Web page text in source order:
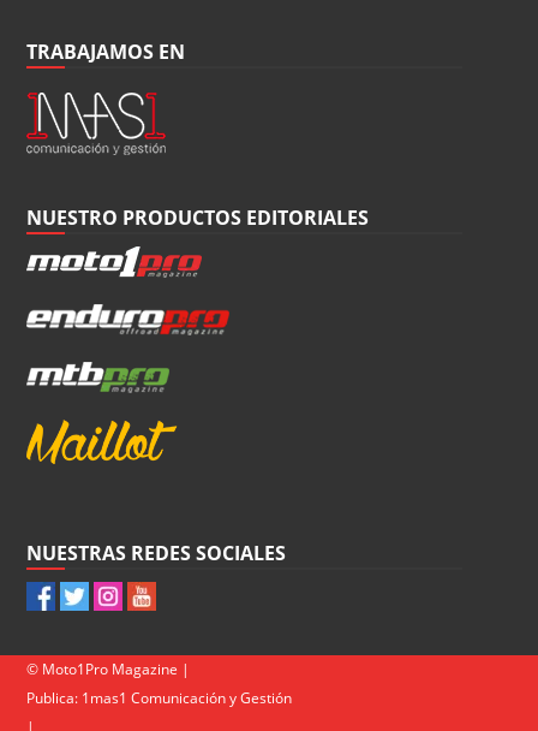
TRABAJAMOS EN
NUESTRO PRODUCTOS EDITORIALES
NUESTRAS REDES SOCIALES
© Moto1Pro Magazine |
Publica: 1mas1 Comunicación y Gestión
|